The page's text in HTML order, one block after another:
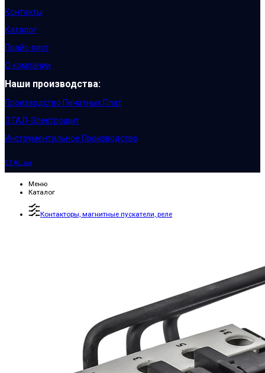
Контакты
Каталог
Прайс-лист
О компании
Наши производства:
Производство Печатных Плат
ЭТАЛ-Электрощит
Инструментальное Производство
ETAL.ua
Меню
Каталог
Контакторы, магнитные пускатели, реле